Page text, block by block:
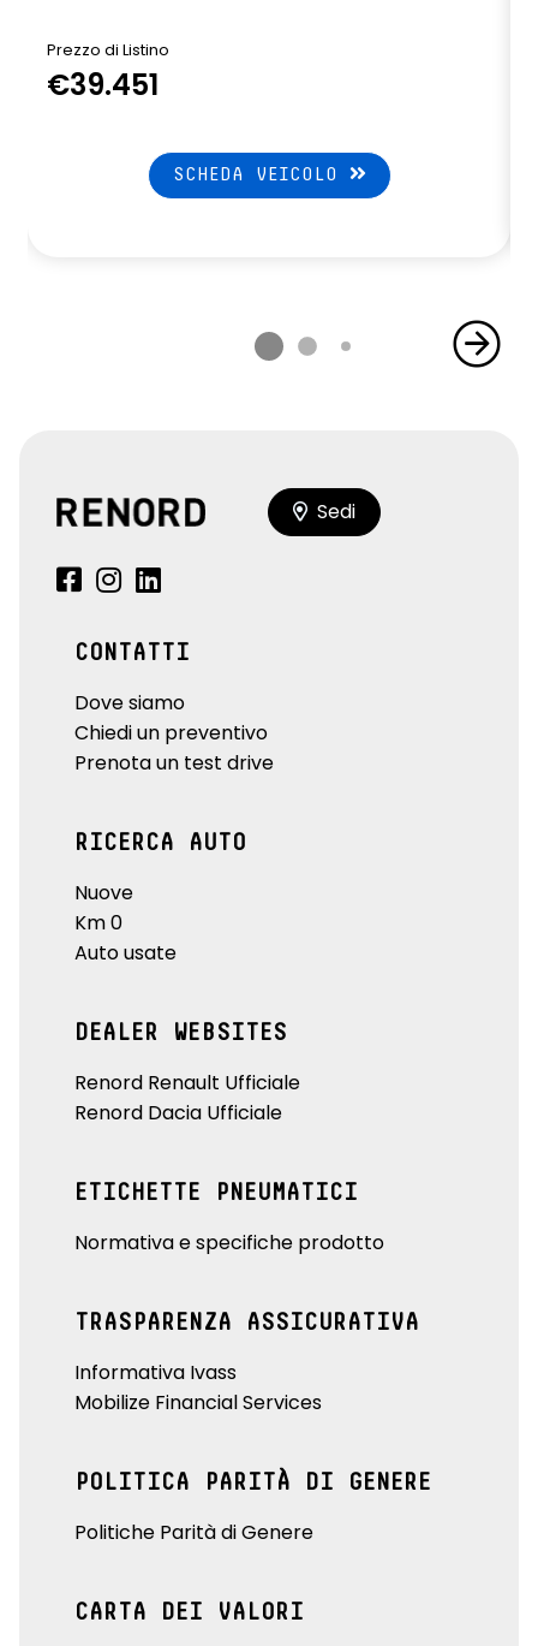
Prezzo di Listino
€39.451
SCHEDA VEICOLO
Sedi
CONTATTI
Dove siamo
Chiedi un preventivo
Prenota un test drive
RICERCA AUTO
Nuove
Km 0
Auto usate
DEALER WEBSITES
Renord Renault Ufficiale
Renord Dacia Ufficiale
ETICHETTE PNEUMATICI
Normativa e specifiche prodotto
TRASPARENZA ASSICURATIVA
Informativa Ivass
Mobilize Financial Services
POLITICA PARITÀ DI GENERE
Politiche Parità di Genere
CARTA DEI VALORI